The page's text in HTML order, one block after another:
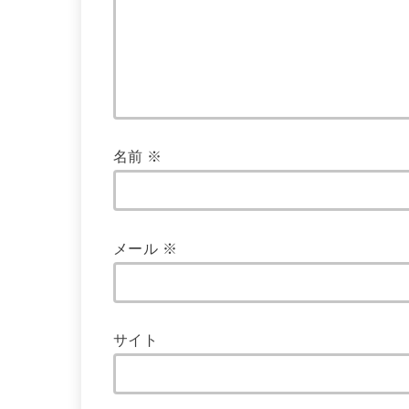
名前 ※
メール ※
サイト